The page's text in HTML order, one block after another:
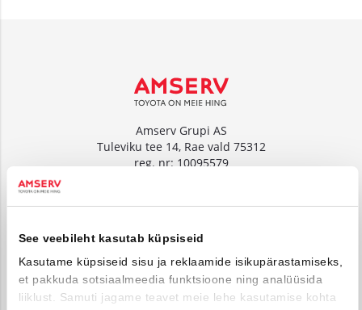
See veebileht kasutab küpsiseid
Kasutame küpsiseid sisu ja reklaamide isikupärastamiseks,
et pakkuda sotsiaalmeedia funktsioone ning analüüsida
liiklust. Samuti jagame teavet meie lehe kasutamise kohta
Amserv Grupi AS
Tuleviku tee 14, Rae vald 75312
reg. nr: 10095579
Tuleviku tee 14, Rae vald 75312
reg. nr: 10000018
www.amservauto.ee